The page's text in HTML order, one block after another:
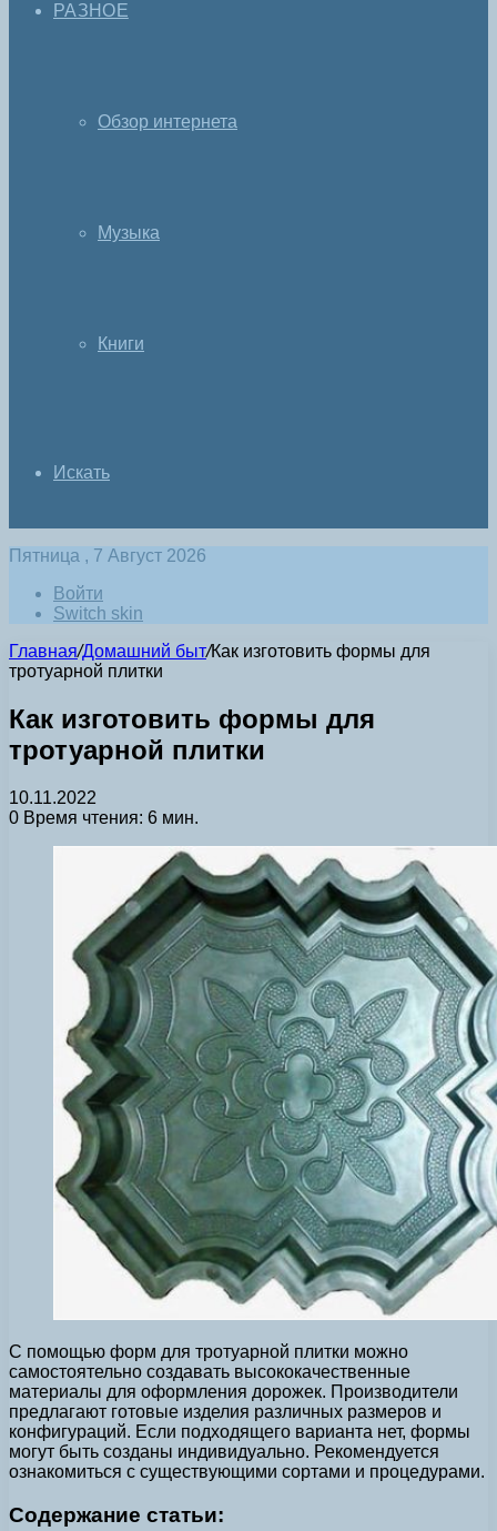
РАЗНОЕ
Обзор интернета
Музыка
Книги
Искать
Пятница , 7 Август 2026
Войти
Switch skin
Главная/Домашний быт/Как изготовить формы для
тротуарной плитки
Как изготовить формы для
тротуарной плитки
10.11.2022
0 Время чтения: 6 мин.
С помощью форм для тротуарной плитки можно
самостоятельно создавать высококачественные
материалы для оформления дорожек. Производители
предлагают готовые изделия различных размеров и
конфигураций. Если подходящего варианта нет, формы
могут быть созданы индивидуально. Рекомендуется
ознакомиться с существующими сортами и процедурами.
Содержание статьи: